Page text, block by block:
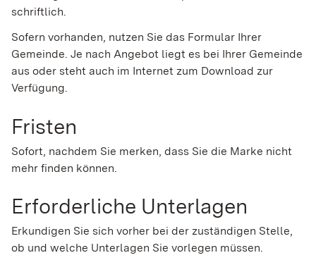
schriftlich.
Sofern vorhanden, nutzen Sie das Formular Ihrer
Gemeinde. Je nach Angebot liegt es bei Ihrer Gemeinde
aus oder steht auch im Internet zum Download zur
Verfügung.
Fristen
Sofort, nachdem Sie merken, dass Sie die Marke nicht
mehr finden können.
Erforderliche Unterlagen
Erkundigen Sie sich vorher bei der zuständigen Stelle,
ob und welche Unterlagen Sie vorlegen müssen.